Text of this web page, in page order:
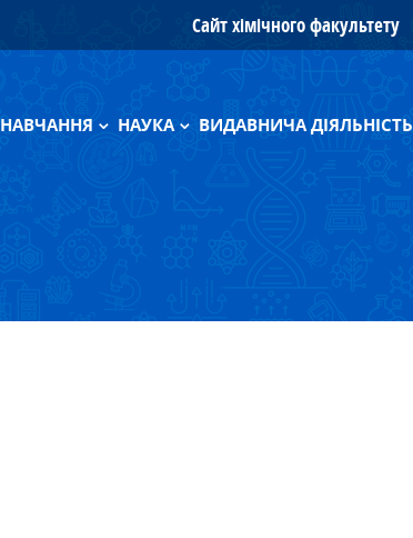
Сайт хімічного факультету
НАВЧАННЯ
НАУКА
ВИДАВНИЧА ДІЯЛЬНІСТЬ